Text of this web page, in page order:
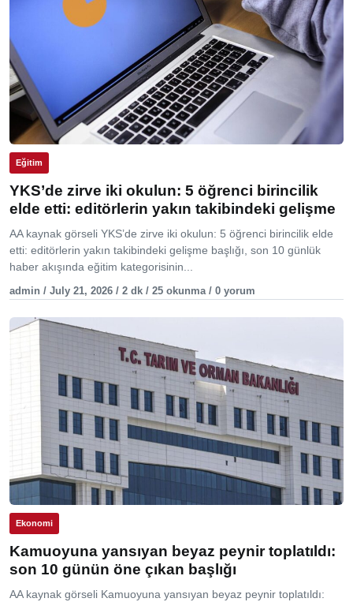
Eğitim
YKS’de zirve iki okulun: 5 öğrenci birincilik
elde etti: editörlerin yakın takibindeki gelişme
AA kaynak görseli YKS’de zirve iki okulun: 5 öğrenci birincilik elde
etti: editörlerin yakın takibindeki gelişme başlığı, son 10 günlük
haber akışında eğitim kategorisinin...
admin / July 21, 2026 / 2 dk / 25 okunma / 0 yorum
Ekonomi
Kamuoyuna yansıyan beyaz peynir toplatıldı:
son 10 günün öne çıkan başlığı
AA kaynak görseli Kamuoyuna yansıyan beyaz peynir toplatıldı: